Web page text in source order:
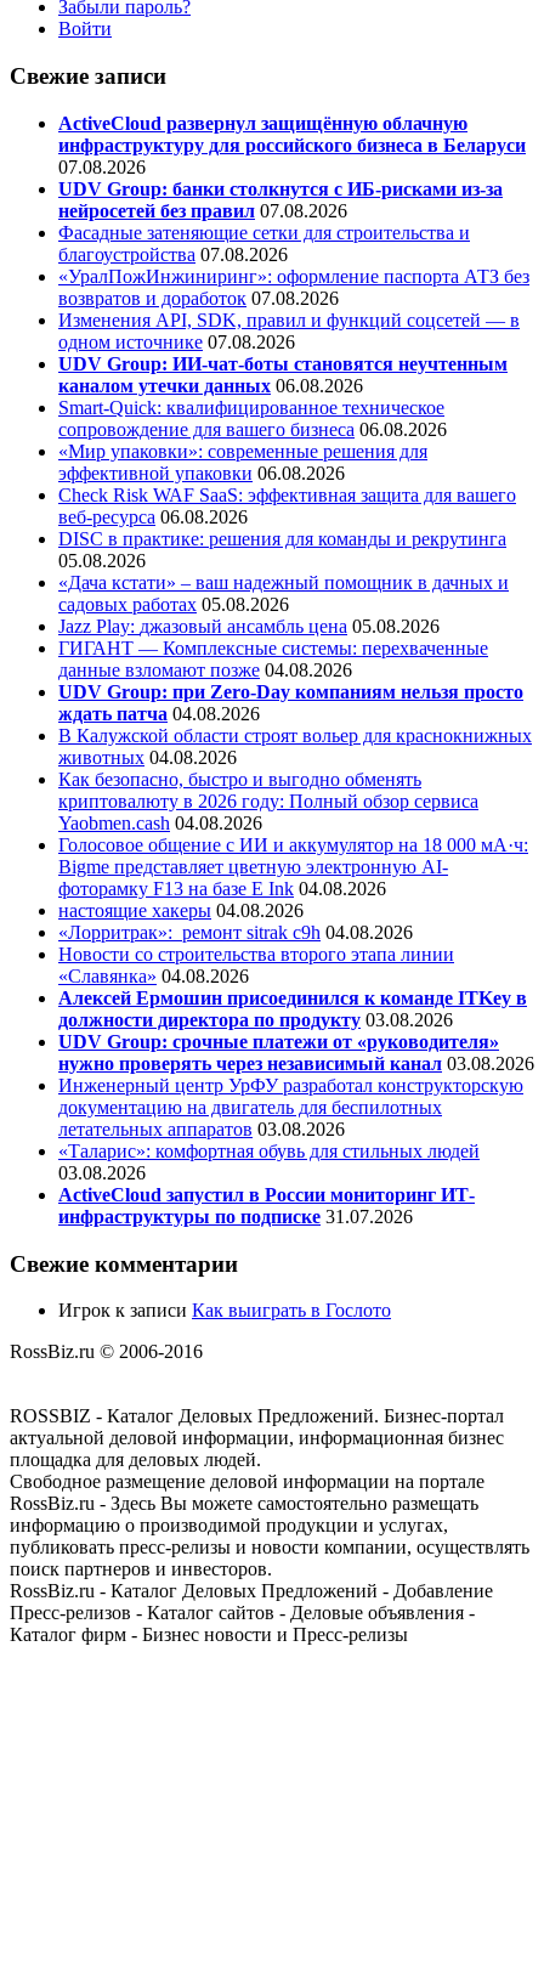
Забыли пароль?
Войти
Свежие записи
ActiveCloud развернул защищённую облачную
инфраструктуру для российского бизнеса в Беларуси
07.08.2026
UDV Group: банки столкнутся с ИБ-рисками из-за
нейросетей без правил 07.08.2026
Фасадные затеняющие сетки для строительства и
благоустройства 07.08.2026
«УралПожИнжиниринг»: оформление паспорта АТЗ без
возвратов и доработок 07.08.2026
Изменения API, SDK, правил и функций соцсетей — в
одном источнике 07.08.2026
UDV Group: ИИ-чат-боты становятся неучтенным
каналом утечки данных 06.08.2026
Smart-Quick: квалифицированное техническое
сопровождение для вашего бизнеса 06.08.2026
«Мир упаковки»: современные решения для
эффективной упаковки 06.08.2026
Check Risk WAF SaaS: эффективная защита для вашего
веб-ресурса 06.08.2026
DISC в практике: решения для команды и рекрутинга
05.08.2026
«Дача кстати» – ваш надежный помощник в дачных и
садовых работах 05.08.2026
Jazz Play: джазовый ансамбль цена 05.08.2026
ГИГАНТ — Комплексные системы: перехваченные
данные взломают позже 04.08.2026
UDV Group: при Zero-Day компаниям нельзя просто
ждать патча 04.08.2026
В Калужской области строят вольер для краснокнижных
животных 04.08.2026
Как безопасно, быстро и выгодно обменять
криптовалюту в 2026 году: Полный обзор сервиса
Yaobmen.cash 04.08.2026
Голосовое общение с ИИ и аккумулятор на 18 000 мА·ч:
Bigme представляет цветную электронную AI-
фоторамку F13 на базе E Ink 04.08.2026
настоящие хакеры 04.08.2026
«Лорритрак»: ремонт sitrak c9h 04.08.2026
Новости со строительства второго этапа линии
«Славянка» 04.08.2026
Алексей Ермошин присоединился к команде ITKey в
должности директора по продукту 03.08.2026
UDV Group: срочные платежи от «руководителя»
нужно проверять через независимый канал 03.08.2026
Инженерный центр УрФУ разработал конструкторскую
документацию на двигатель для беспилотных
летательных аппаратов 03.08.2026
«Таларис»: комфортная обувь для стильных людей
03.08.2026
ActiveCloud запустил в России мониторинг ИТ-
инфраструктуры по подписке 31.07.2026
Свежие комментарии
Игрок к записи Как выиграть в Гослото
RossBiz.ru © 2006-2016
ROSSBIZ - Каталог Деловых Предложений. Бизнес-портал
актуальной деловой информации, информационная бизнес
площадка для деловых людей.
Свободное размещение деловой информации на портале
RossBiz.ru - Здесь Вы можете самостоятельно размещать
информацию о производимой продукции и услугах,
публиковать пресс-релизы и новости компании, осуществлять
поиск партнеров и инвесторов.
RossBiz.ru - Каталог Деловых Предложений - Добавление
Пресс-релизов - Каталог сайтов - Деловые объявления -
Каталог фирм - Бизнес новости и Пресс-релизы